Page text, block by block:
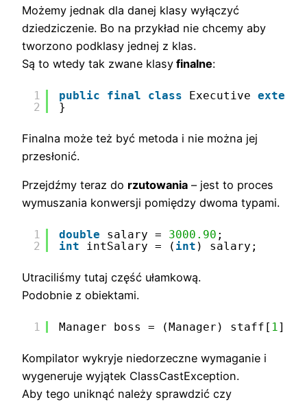
Możemy jednak dla danej klasy wyłączyć
dziedziczenie. Bo na przykład nie chcemy aby
tworzono podklasy jednej z klas.
Są to wtedy tak zwane klasy finalne:
1
2
public final class Executive extends
}
Finalna może też być metoda i nie można jej
przesłonić.
Przejdźmy teraz do rzutowania – jest to proces
wymuszania konwersji pomiędzy dwoma typami.
1
2
double salary = 3000.90 ;
int
intSalary = ( int ) salary;
Utraciliśmy tutaj część ułamkową.
Podobnie z obiektami.
1 Manager boss = (Manager) staff[ 1
Kompilator wykryje niedorzeczne wymaganie i
wygeneruje wyjątek ClassCastException.
Aby tego uniknąć należy sprawdzić czy